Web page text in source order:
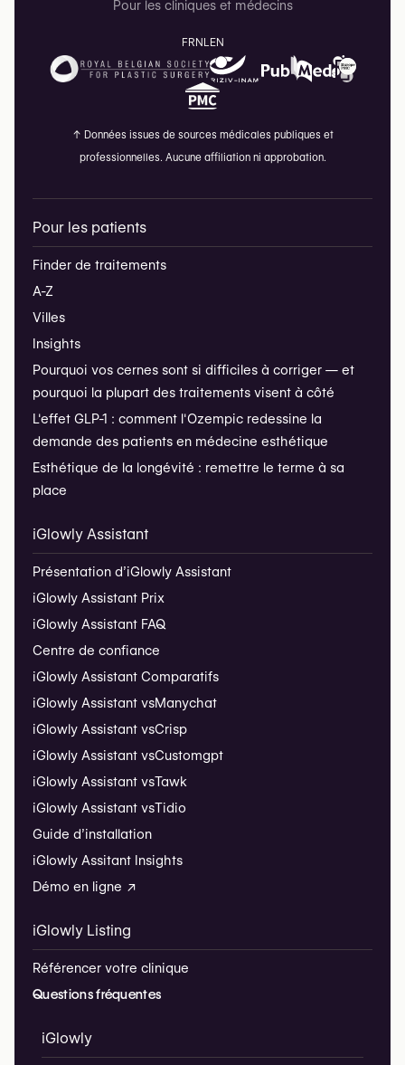
Pour les cliniques et médecins
FRNLEN
↑ Données issues de sources médicales publiques et
professionnelles. Aucune affiliation ni approbation.
Pour les patients
Finder de traitements
A-Z
Villes
Insights
Pourquoi vos cernes sont si difficiles à corriger — et
pourquoi la plupart des traitements visent à côté
L'effet GLP-1 : comment l'Ozempic redessine la
demande des patients en médecine esthétique
Esthétique de la longévité : remettre le terme à sa
place
iGlowly Assistant
Présentation d’iGlowly Assistant
iGlowly Assistant Prix
iGlowly Assistant FAQ
Centre de confiance
iGlowly Assistant Comparatifs
iGlowly Assistant vsManychat
iGlowly Assistant vsCrisp
iGlowly Assistant vsCustomgpt
iGlowly Assistant vsTawk
iGlowly Assistant vsTidio
Guide d’installation
iGlowly Assitant Insights
Démo en ligne ↗
iGlowly Listing
Référencer votre clinique
Questions fréquentes
iGlowly